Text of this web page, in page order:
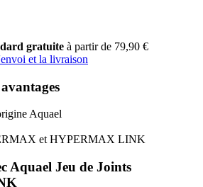
gratuite à partir de 79,90 €
et la livraison
Aquael
et HYPERMAX LINK
Aquael Jeu de Joints